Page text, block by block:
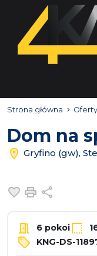
Strona główna Oferty
Dom na
Gryfino (gw),
Dodaj do
Drukuj
6 pokoi
KNG-DS-